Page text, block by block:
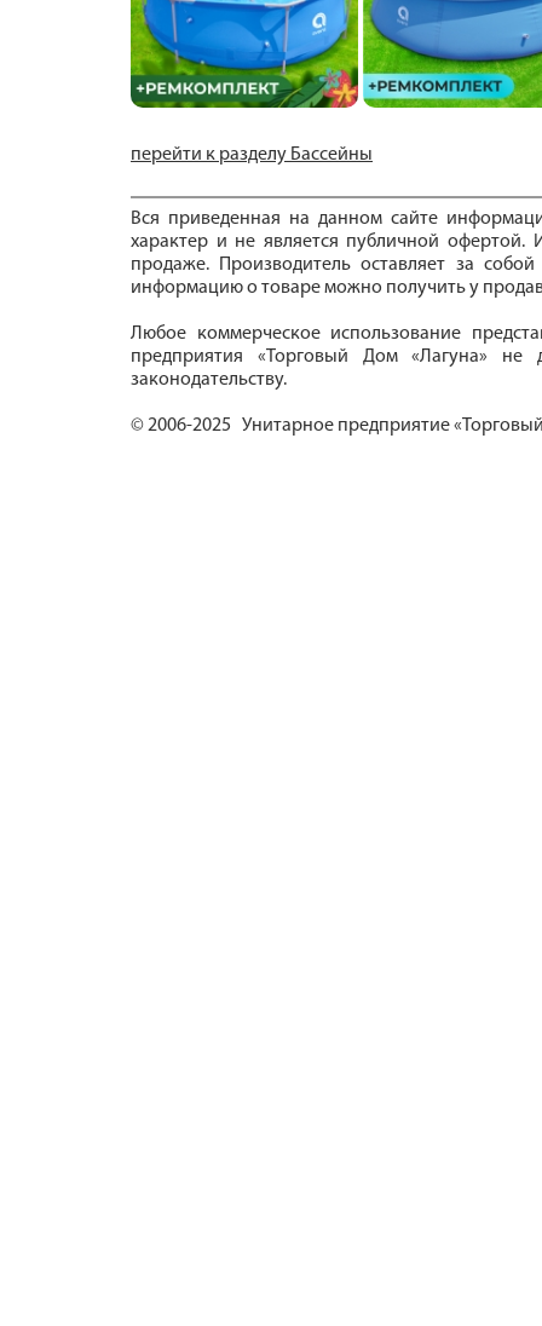
перейти к разделу Бассейны
Вся приведенная на данном сайте
характер и не является публичной офертой.
продаже. Производитель оставляет за
информацию о товаре можно получить у
Любое коммерческое использование
предприятия «Торговый Дом «Лагуна» не
законодательству.
© 2006-2025 Унитарное предприятие